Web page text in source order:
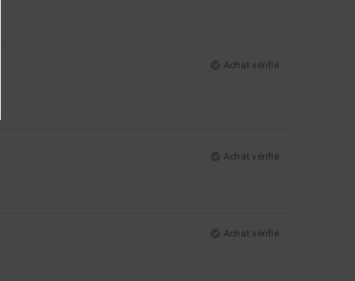
Achat vérifié
Achat vérifié
Achat vérifié